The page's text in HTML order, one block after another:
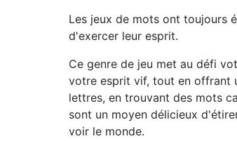
Les jeux de mots ont toujours
d'exercer leur esprit.
Ce genre de jeu met au défi
votre esprit vif, tout en offrant
lettres, en trouvant des mots
sont un moyen délicieux
voir le monde.